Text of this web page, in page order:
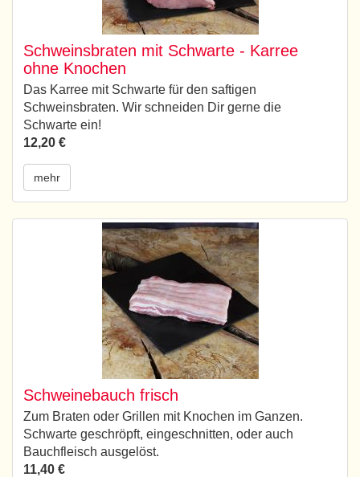
Schweinsbraten mit Schwarte - Karree
ohne Knochen
Das Karree mit Schwarte für den saftigen
Schweinsbraten. Wir schneiden Dir gerne die
Schwarte ein!
12,20 €
mehr
Schweinebauch frisch
Zum Braten oder Grillen mit Knochen im Ganzen.
Schwarte geschröpft, eingeschnitten, oder auch
Bauchfleisch ausgelöst.
11,40 €